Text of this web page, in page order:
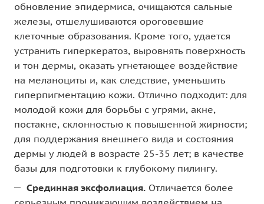
обновление эпидермиса, очищаются сальные
железы, отшелушиваются ороговевшие
клеточные образования. Кроме того, удается
устранить гиперкератоз, выровнять поверхность
и тон дермы, оказать угнетающее воздействие
на меланоциты и, как следствие, уменьшить
гиперпигментацию кожи. Отлично подходит: для
молодой кожи для борьбы с угрями, акне,
постакне, склонностью к повышенной жирности;
для поддержания внешнего вида и состояния
дермы у людей в возрасте 25-35 лет; в качестве
базы для подготовки к глубокому пилингу.
Срединная эксфолиация. Отличается более